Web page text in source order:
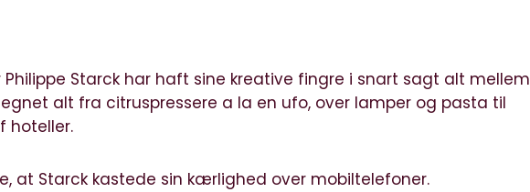
Philippe Starck har haft sine kreative fingre i snart sagt alt mellem
alt fra citruspressere a la en ufo, over lamper og pasta til
hoteller.
at Starck kastede sin kærlighed over mobiltelefoner.